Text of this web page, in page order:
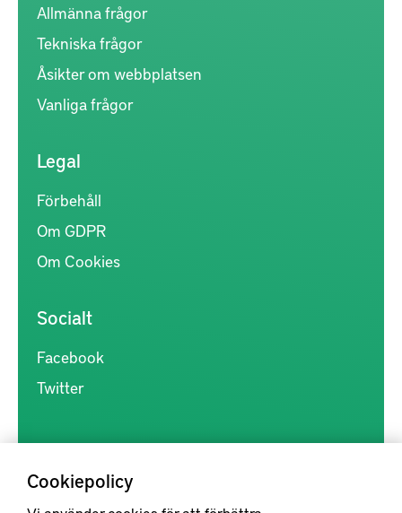
Cookiepolicy
Allmänna frågor
Tekniska frågor
Åsikter om webbplatsen
Vanliga frågor
Legal
Förbehåll
Om GDPR
Om Cookies
Socialt
Facebook
Twitter